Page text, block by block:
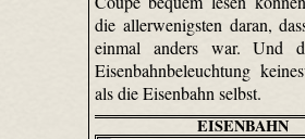
die allerwenigsten daran,
einmal anders war. Und
Eisenbahnbeleuchtung
als die Eisenbahn selbst.
EISENBAHN